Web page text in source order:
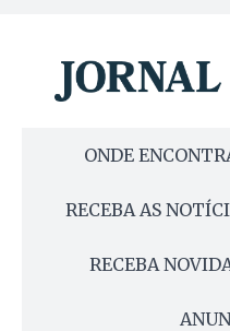
ONDE
RECEBA AS
RECEBA